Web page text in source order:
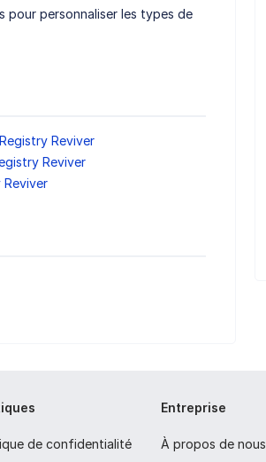
pour personnaliser les types de
Reviver
Reviver
Reviver
de confidentialité
Entreprise
À propos de nous